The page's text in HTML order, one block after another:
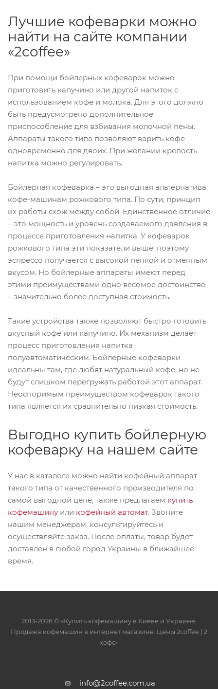
Лучшие кофеварки можно
найти на сайте компании
«2coffee»
При помощи бойлерных кофеварок можно
приготовить капучино или другой напиток с
использованием кофе и молока. Для этого должно
быть предусмотрено дополнительное
приспособление для взбивания молочной пены.
Аппараты такого типа позволяют варить кофе
одновременно для двоих. При желании крепость
напитка можно регулировать.
Бойлерная кофеварка – это выгодная альтернатива
кофе-машинам рожкового типа. По сути, принцип
их работы схож между собой. Единственное отличие
– это мощность и уровень создаваемого давления в
процессе приготовления напитка. У кофеварок
рожкового типа эти показатели выше, поэтому
эспрессо получается с высокой пенкой и отменным
вкусом. Но бойлерные аппараты имеют перед
этими преимуществами одно весомое достоинство
– значительно более доступная стоимость.
Такие устройства также позволяют быстро готовить
вкусный кофе или капучино. Их механизм делает
процесс приготовления напитка
полуавтоматическим. Бойлерные кофеварки
идеальны там, где любят натуральный кофе, но не
будут слишком перегружать работой этот аппарат.
Неоспоримым преимуществом кофеварок такого
типа является их сравнительно низкая стоимость.
Выгодно купить бойлерную
кофеварку на нашем сайте
У нас в каталоге можно найти кофейный аппарат
такого типа от качественного производителя по
самой выгодной цене, также предлагаем купить
кофемашину или кофейный автомат. Звоните
нашим менеджерам, консультируйтесь и
осуществляйте заказ. После оплаты, товар будет
доставлен в любой город Украины в ближайшее
время.
2013-2026 © «Купить кофемашину в Киеве и Украине.
Продажа кофемашин в интернет магазине. Цены 2сoffee | 2
кофе»
info@2coffee.com.ua